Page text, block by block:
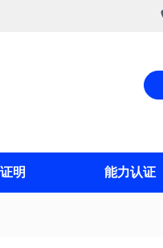
明 能力认证